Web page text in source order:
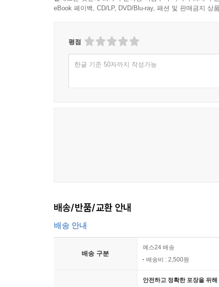
eBook 페이백, CD/LP, DVD/Blu-ray, 패션 및 판매금지 상
평점
한글 기준 50자까지 작성가능
배송/반품/교환 안내
배송 안내
배송 구분
예스24 배송
배송비 : 2,500원
안전하고 정확한 포장을 위